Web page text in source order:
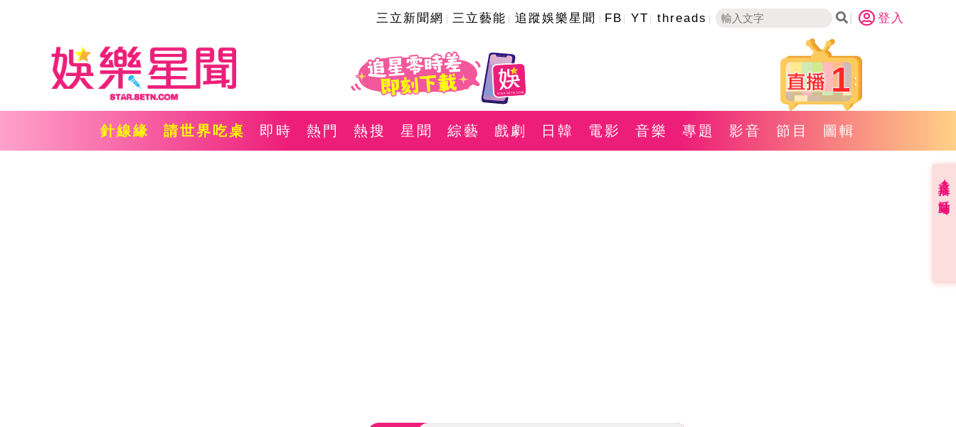
三立新聞網 三立藝能 追蹤娛樂星聞 FB YT threads 登入
1
針線緣 請世界吃桌 即時 熱門 熱搜 星聞 綜藝 戲劇 日韓 電影 音樂 專題 影音 節目 圖輯
直播✦活動